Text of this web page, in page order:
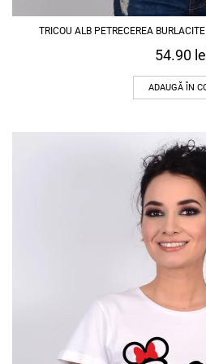
TRICOU ALB PETRECEREA
54.90
ADAUGĂ ÎN